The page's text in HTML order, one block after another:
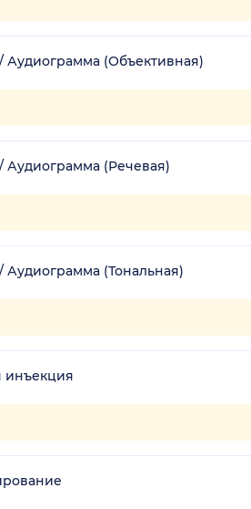
Аудиограмма (Объективная)
Аудиограмма (Речевая)
(Тональная)
инъекция